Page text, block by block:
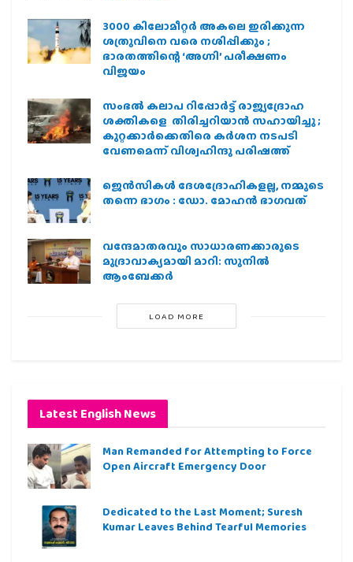
3000 കിലോമീറ്റർ അകലെ ഇരിക്കുന്ന
ശത്രുവിനെ വരെ നശിപ്പിക്കും ;
ഭാരതത്തിന്റെ ‘അഗ്നി’ പരീക്ഷണം
വിജയം
സംഭൽ കലാപ റിപ്പോർട്ട് രാജ്യദ്രോഹ
ശക്തികളെ തിരിച്ചറിയാൻ സഹായിച്ചു ;
കുറ്റക്കാർക്കെതിരെ കർശന നടപടി
വേണമെന്ന് വിശ്വഹിന്ദു പരിഷത്ത്
ജെന്‍സികള്‍ ദേശദ്രോഹികളല്ല, നമ്മുടെ
തന്നെ ഭാഗം : ഡോ. മോഹന്‍ ഭാഗവത്
വന്ദേമാതരവും സാധാരണക്കാരുടെ
മുദ്രാവാക്യമായി മാറി: സുനിൽ
ആംബേക്കർ
LOAD MORE
Latest English News
Man Remanded for Attempting to Force
Open Aircraft Emergency Door
Dedicated to the Last Moment; Suresh
Kumar Leaves Behind Tearful Memories